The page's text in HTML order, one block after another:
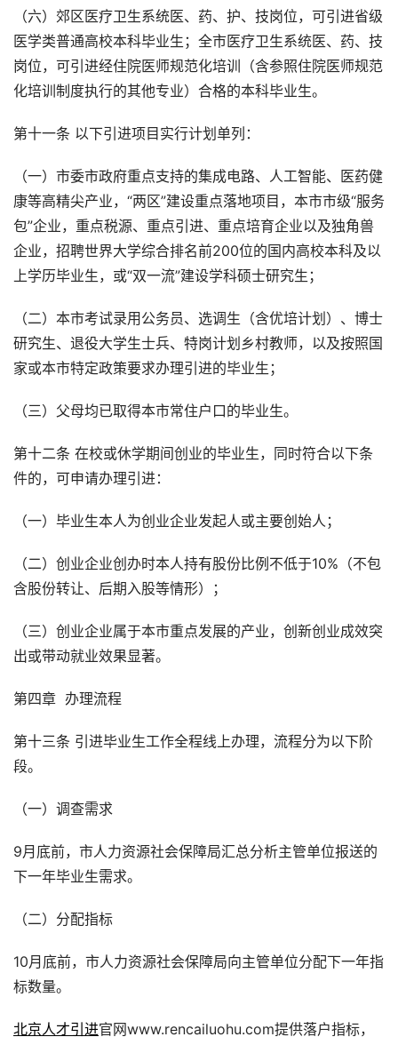
（六）郊区医疗卫生系统医、药、护、技岗位，可引进省级
医学类普通高校本科毕业生；全市医疗卫生系统医、药、技
岗位，可引进经住院医师规范化培训（含参照住院医师规范
化培训制度执行的其他专业）合格的本科毕业生。
第十一条 以下引进项目实行计划单列：
（一）市委市政府重点支持的集成电路、人工智能、医药健
康等高精尖产业，“两区”建设重点落地项目，本市市级“服务
包”企业，重点税源、重点引进、重点培育企业以及独角兽
企业，招聘世界大学综合排名前200位的国内高校本科及以
上学历毕业生，或“双一流”建设学科硕士研究生；
（二）本市考试录用公务员、选调生（含优培计划）、博士
研究生、退役大学生士兵、特岗计划乡村教师，以及按照国
家或本市特定政策要求办理引进的毕业生；
（三）父母均已取得本市常住户口的毕业生。
第十二条 在校或休学期间创业的毕业生，同时符合以下条
件的，可申请办理引进：
（一）毕业生本人为创业企业发起人或主要创始人；
（二）创业企业创办时本人持有股份比例不低于10%（不包
含股份转让、后期入股等情形）；
（三）创业企业属于本市重点发展的产业，创新创业成效突
出或带动就业效果显著。
第四章 办理流程
第十三条 引进毕业生工作全程线上办理，流程分为以下阶
段。
（一）调查需求
9月底前，市人力资源社会保障局汇总分析主管单位报送的
下一年毕业生需求。
（二）分配指标
10月底前，市人力资源社会保障局向主管单位分配下一年指
标数量。
北京人才引进官网www.rencailuohu.com提供落户指标，